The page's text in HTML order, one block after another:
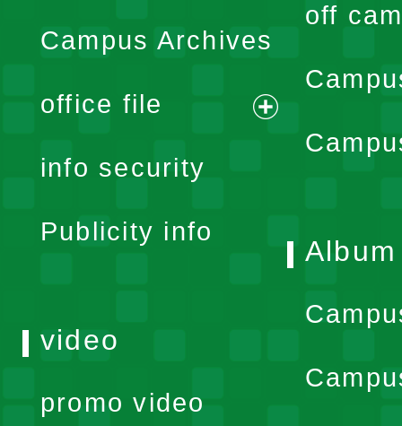
Campus Archives
office file
expand
info security
Publicity info
off
Album
video
promo video